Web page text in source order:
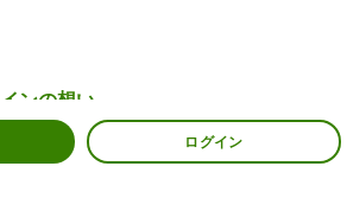
ログイン
ンの想い
師一覧